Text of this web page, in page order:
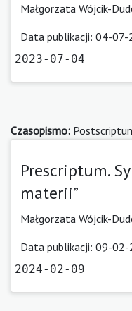
Małgorzata Wójcik-
Data publikacji: 04-07-
2023-07-04
Czasopismo:
Prescriptum.
materii”
Małgorzata Wójcik-
Data publikacji: 09-
2024-02-09